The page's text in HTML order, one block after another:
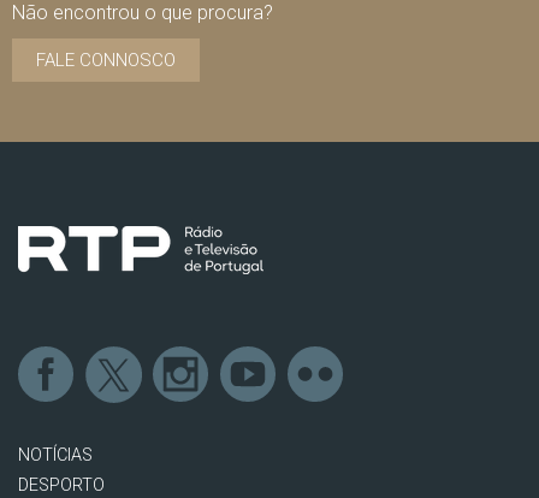
Não encontrou o que procura?
FALE CONNOSCO
NOTÍCIAS
DESPORTO